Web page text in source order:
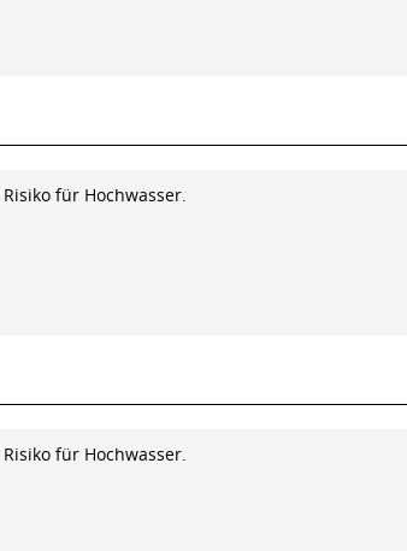
für Hochwasser.
für Hochwasser.